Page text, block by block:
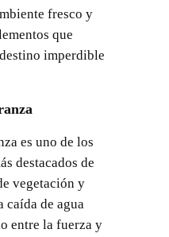
fresco y
que
imperdible
es uno de los
destacados de
vegetación y
caída de agua
entre la fuerza y